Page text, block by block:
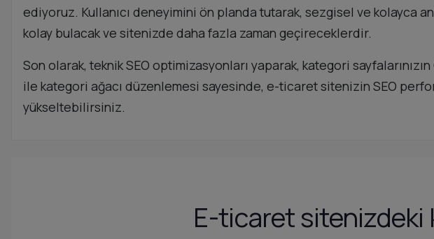
ediyoruz. Kullanıcı deneyimini ön planda tutarak, sezgisel ve kolayca
kolay bulacak ve sitenizde daha fazla zaman geçireceklerdir.
Son olarak, teknik SEO optimizasyonları yaparak, kategori
ile kategori ağacı düzenlemesi sayesinde, e-ticaret sitenizin SEO
yükseltebilirsiniz.
E-ticaret sitenizdeki